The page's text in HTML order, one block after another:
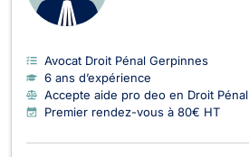
Avocat Droit Pénal Gerpinnes
6 ans d’expérience
Accepte aide pro deo en Droit Pénal
Premier rendez-vous à 80€ HT